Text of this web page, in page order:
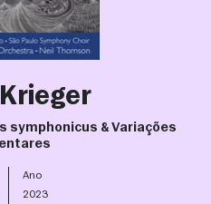
symphonicus & Variações
Ano
2023